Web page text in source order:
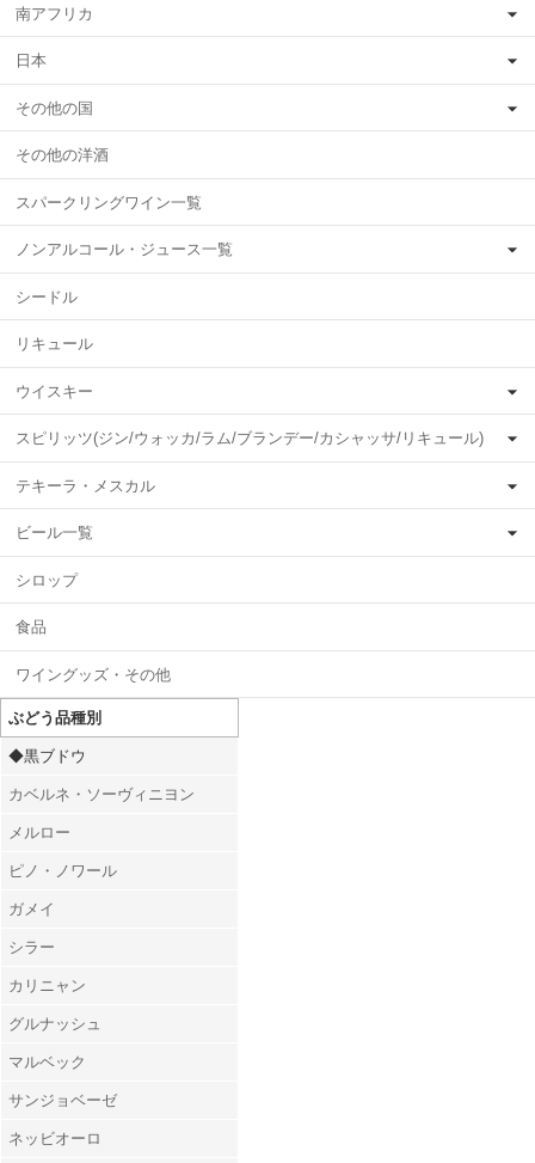
南アフリカ
日本
その他の国
その他の洋酒
スパークリングワイン一覧
ノンアルコール・ジュース一覧
シードル
リキュール
ウイスキー
スピリッツ(ジン/ウォッカ/ラム/ブランデー/カシャッサ/リキュール)
テキーラ・メスカル
ビール一覧
シロップ
食品
ワイングッズ・その他
ぶどう品種別
◆黒ブドウ
カベルネ・ソーヴィニヨン
メルロー
ピノ・ノワール
ガメイ
シラー
カリニャン
グルナッシュ
マルベック
サンジョベーゼ
ネッビオーロ